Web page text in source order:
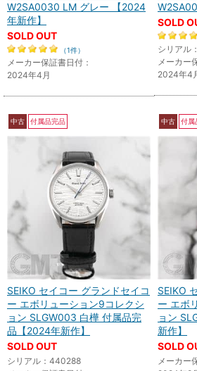
W2SA0030 LM グレー 【2024
年新作】
SOLD OUT
（1件）
メーカー保証書日付：
2024年4月
SOLD
シリアル
メーカー
2024年4
中古 付属品完品
SEIKO セイコー グランドセイコ
ー エボリューション9コレクシ
ョン SLGW003 白樺 付属品完
品【2024年新作】
SOLD OUT
シリアル：440288
中古 付属
SEIKO
ー エボ
ョン
新作】
SOLD
メーカー